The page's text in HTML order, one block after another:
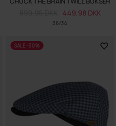
36/34
449,98 DKK
SALE -30%